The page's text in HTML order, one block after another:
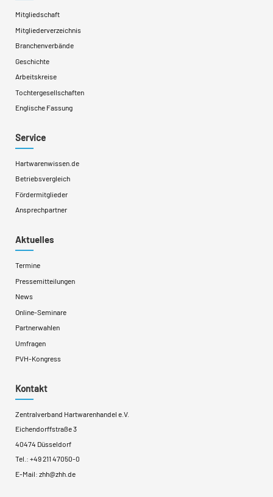
Mitgliedschaft
Mitgliederverzeichnis
Branchenverbände
Geschichte
Arbeitskreise
Tochtergesellschaften
Englische Fassung
Service
Hartwarenwissen.de
Betriebsvergleich
Fördermitglieder
Ansprechpartner
Aktuelles
Termine
Pressemitteilungen
News
Online-Seminare
Partnerwahlen
Umfragen
PVH-Kongress
Kontakt
Zentralverband Hartwarenhandel e.V.
Eichendorffstraße 3
40474 Düsseldorf
Tel.: +49 211 47050-0
E-Mail: zhh@zhh.de